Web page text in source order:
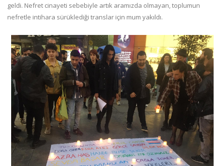
geldi. Nefret cinayeti sebebiyle artık aramızda olmayan, toplumun
nefretle intihara sürüklediği translar için mum yakıldı.